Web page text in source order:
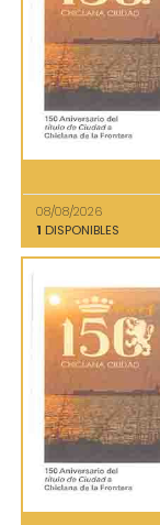
08/08/2026
1 DISPONIBLES